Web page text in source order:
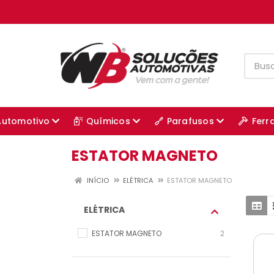
Químicos Parafusos
ESTATOR MAGNETO
INÍCIO ELÉTRICA ESTATOR MAGNETO
ELÉTRICA
ESTATOR MAGNETO 2